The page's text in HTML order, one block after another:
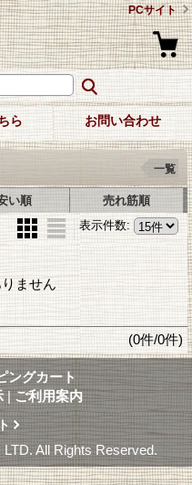
PCサイト
ら お問い合わせ
一覧
い順
売れ筋順
表示件数:
ません
(0件/0件)
ングカート
| ご利用案内
All Rights Reserved.